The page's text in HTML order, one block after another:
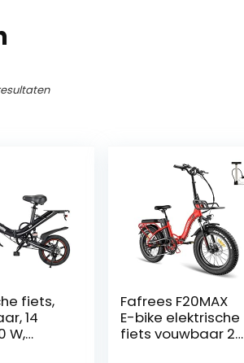
fiets,
14
W,
Fafrees F20MAX
E-bike elektrische
fiets vouwbaar 20